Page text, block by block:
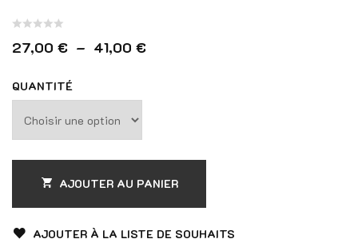
Note
sur
27,00 € – 41,00 €Plage de prix : 27,00 € à
QUANTITÉ
AJOUTER AU PANIER
AJOUTER À LA LISTE DE SOUHAITS